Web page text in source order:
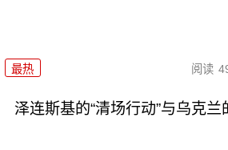
最热 阅读
泽连斯基的“清场行动”与乌克兰